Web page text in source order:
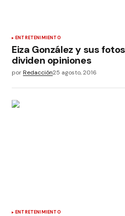
ENTRETENIMIENTO
Eiza González y sus
dividen opiniones
porRedacción25 agosto, 2016
ENTRETENIMIENTO